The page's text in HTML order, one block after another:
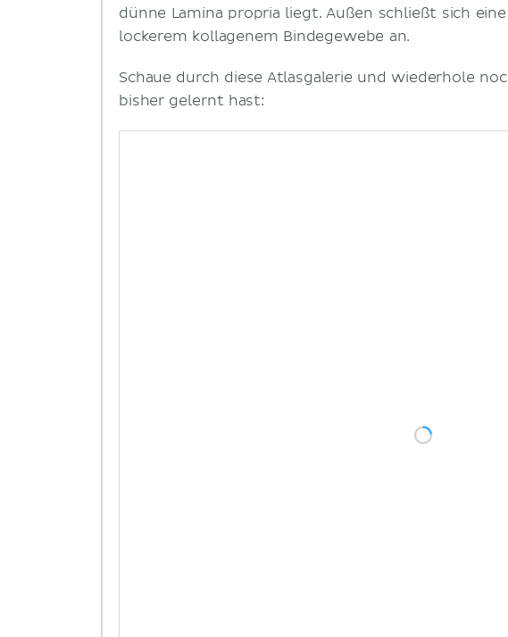
dünne Lamina propria liegt. Außen schließt sich
lockerem kollagenem Bindegewebe an.
Schaue durch diese Atlasgalerie und wiederhole
bisher gelernt hast: